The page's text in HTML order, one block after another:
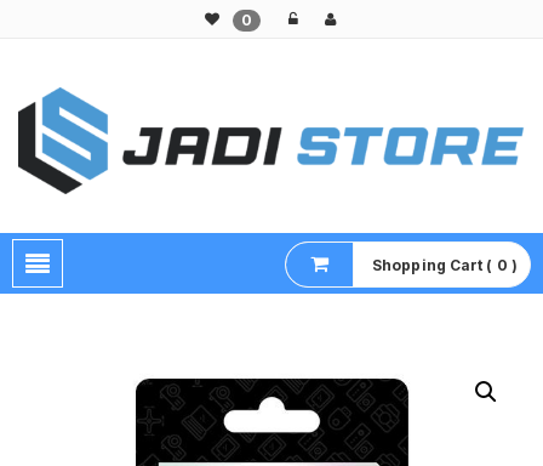
0
Shopping Cart ( 0 )